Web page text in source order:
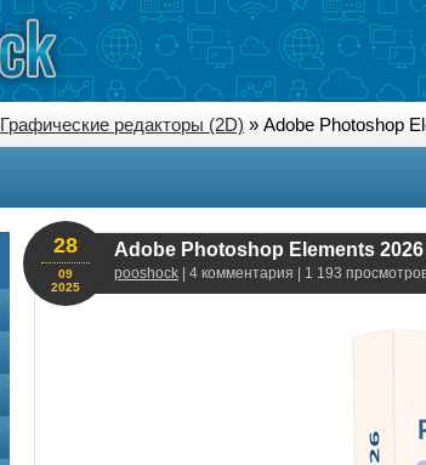
Графические редакторы (2D) » Adobe Photoshop
Adobe Photoshop Elements 2026
pooshock | 4 комментария | 1 193
28
09
2025